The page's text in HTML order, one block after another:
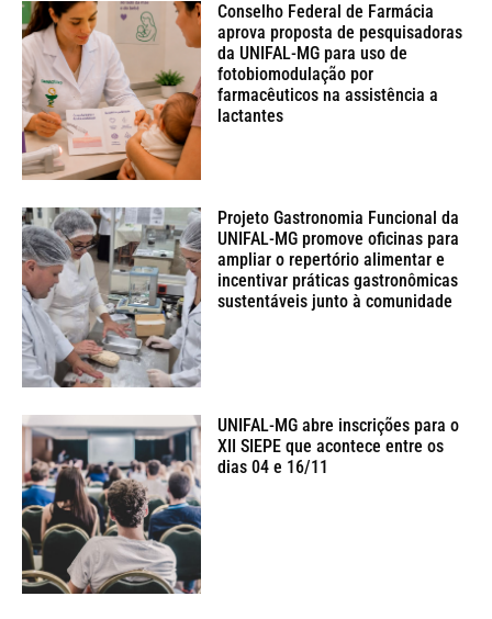
Conselho Federal de Farmácia
aprova proposta de pesquisadoras
da UNIFAL-MG para uso de
fotobiomodulação por
farmacêuticos na assistência a
lactantes
Projeto Gastronomia Funcional da
UNIFAL-MG promove oficinas para
ampliar o repertório alimentar e
incentivar práticas gastronômicas
sustentáveis junto à comunidade
UNIFAL-MG abre inscrições para o
XII SIEPE que acontece entre os
dias 04 e 16/11